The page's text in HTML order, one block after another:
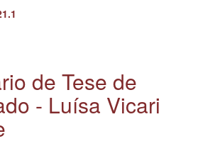
de Tese de
- Luísa Vicari